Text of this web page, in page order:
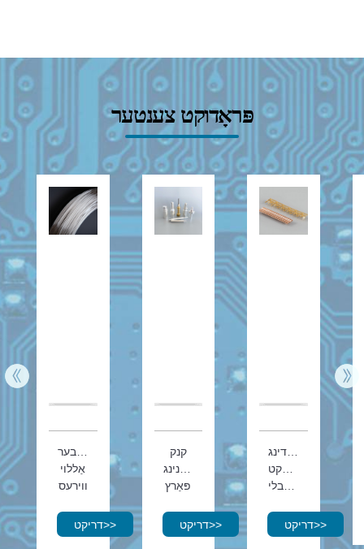
פּראָדוקט צענטער
זילבער
אַללוי
ווירעס
דריקט>>
קנק
מאַשינינג
פּאַרץ
דריקט>>
וועלדינג
קאָנטאַקט
דריקט>>